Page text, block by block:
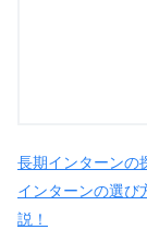
長期インターンの
インターンの選び
説！